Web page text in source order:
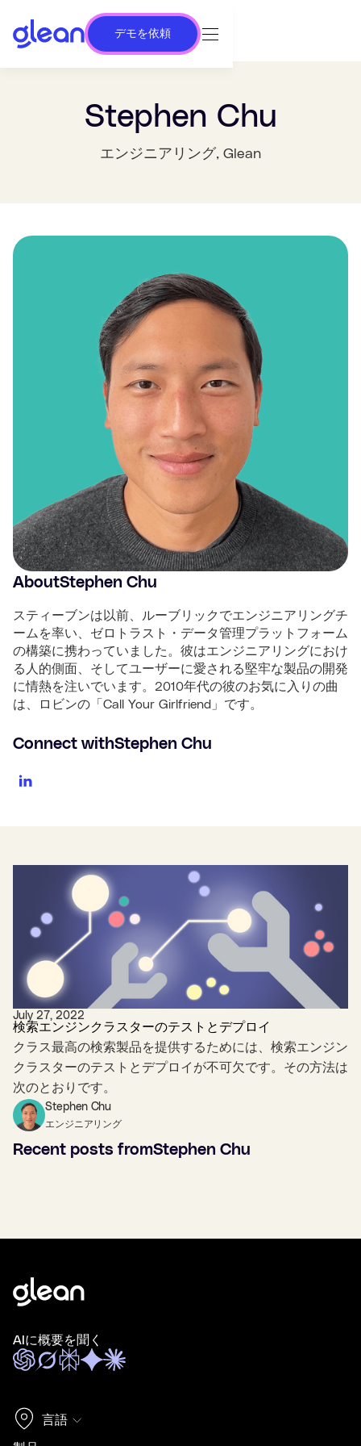
デモを依頼
Stephen Chu
エンジニアリング, Glean
AboutStephen Chu
スティーブンは以前、ルーブリックでエンジニアリングチ
ームを率い、ゼロトラスト・データ管理プラットフォーム
の構築に携わっていました。彼はエンジニアリングにおけ
る人的側面、そしてユーザーに愛される堅牢な製品の開発
に情熱を注いでいます。2010年代の彼のお気に入りの曲
は、ロビンの「Call Your Girlfriend」です。
Connect withStephen Chu
Recent posts fromStephen Chu
July 27, 2022
検索エンジンクラスターのテストとデプロイ
クラス最高の検索製品を提供するためには、検索エンジン
クラスターのテストとデプロイが不可欠です。その方法は
次のとおりです。
Stephen Chu
エンジニアリング
AIに概要を聞く
言語